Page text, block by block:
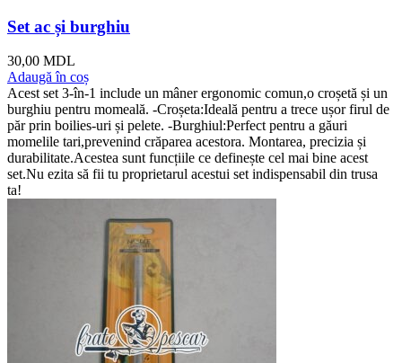
Set ac și burghiu
30,00 MDL
Adaugă în coș
Acest set 3-în-1 include un mâner ergonomic comun,o croșetă și un
burghiu pentru momeală. -Croșeta:Ideală pentru a trece ușor firul de
păr prin boilies-uri și pelete. -Burghiul:Perfect pentru a găuri
momelile tari,prevenind crăparea acestora. Montarea, precizia și
durabilitate.Acestea sunt funcțiile ce definește cel mai bine acest
set.Nu ezita să fii tu proprietarul acestui set indispensabil din trusa
ta!